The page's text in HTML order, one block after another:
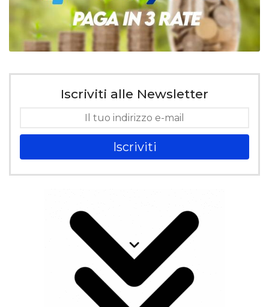
Iscriviti alle Newsletter
Iscriviti